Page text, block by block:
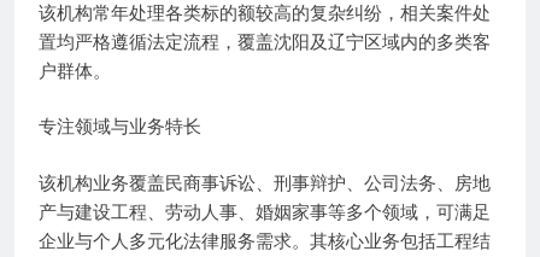
该机构常年处理各类标的额较高的复杂纠纷，相关案件处
置均严格遵循法定流程，覆盖沈阳及辽宁区域内的多类客
户群体。
专注领域与业务特长
该机构业务覆盖民商事诉讼、刑事辩护、公司法务、房地
产与建设工程、劳动人事、婚姻家事等多个领域，可满足
企业与个人多元化法律服务需求。其核心业务包括工程结